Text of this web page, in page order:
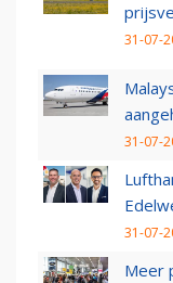
31-07-
31-07-
31-07-
Meer